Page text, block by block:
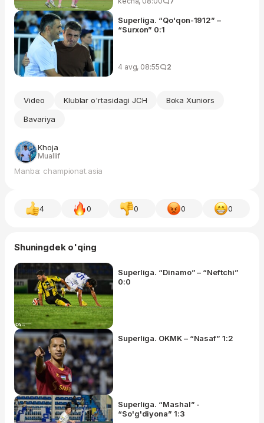
Superliga. “Qo'qon-1912” –
“Surxon” 0:1
4 avg, 08:55 2
Video Klublar o'rtasidagi JCH
Boka Xuniors
Bavariya
Khoja
Muallif
Manba: championat.asia
4 0 0 0 0
Shuningdek o'qing
Superliga. “Dinamo” – “Neftchi”
0:0
Superliga. OKMK – “Nasaf” 1:2
Superliga. “Mashal” -
“So'g'diyona” 1:3